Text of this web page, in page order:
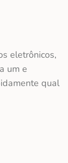
eletrônicos,
um e
qual